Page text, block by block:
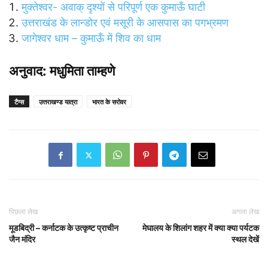
मुक्तेश्वर- अवाक् दृश्यों से परिपूर्ण एक कुमाऊँ घाटी
उत्तराखंड के लान्डोर एवं मसूरी के आसपास का पगभ्रमण
जागेश्वर धाम – कुमाऊँ में शिव का धाम
अनुवाद: मधुमिता ताम्हणे
टैग्स उत्तराखण्ड यात्रा भारत के सरोवर
पिछला लेख
मूडबिद्री – कर्नाटक के उत्कृष्ट प्राचीन
जैन मंदिर
अगला लेख
मेघालय के शिलांग शहर में क्या क्या पर्यटक
स्थल देखें